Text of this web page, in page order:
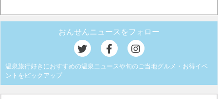
おんせんニュースをフォロー
温泉旅行好きにおすすめの温泉ニュースや旬のご当地グルメ・お得イベ
ントをピックアップ